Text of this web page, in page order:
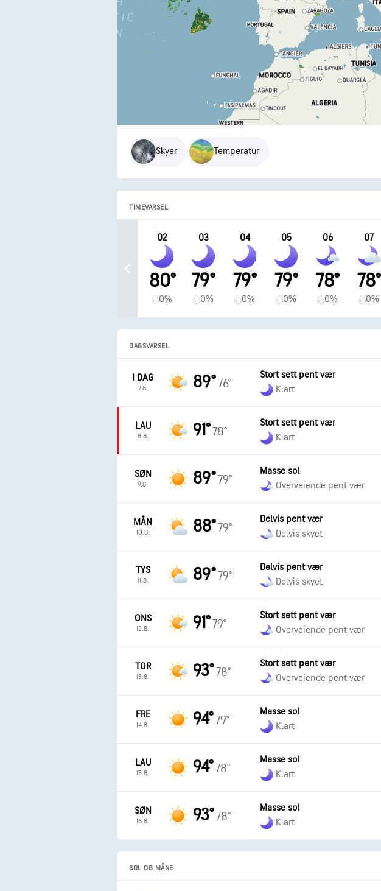
Skyer Temperatur
TIMEVARSEL
02
80°
0%
03
79°
0%
04
79°
0%
05
79°
0%
06
78°
0%
07
78°
0%
DAGSVARSEL
I DAG
7.8. 89°76°
Stort sett pent vær
Klart
LAU
8.8. 91°78°
Stort sett pent vær
Klart
SØN
9.8. 89°79°
Masse sol
Overveiende pent vær
MÅN
10.8. 88°79°
Delvis pent vær
Delvis skyet
TYS
11.8. 89°79°
Delvis pent vær
Delvis skyet
ONS
12.8. 91°79°
Stort sett pent vær
Overveiende pent vær
TOR
13.8. 93°78°
Stort sett pent vær
Overveiende pent vær
FRE
14.8. 94°79°
Masse sol
Klart
LAU
15.8. 94°78°
Masse sol
Klart
SØN
16.8. 93°78°
Masse sol
Klart
SOL OG MÅNE